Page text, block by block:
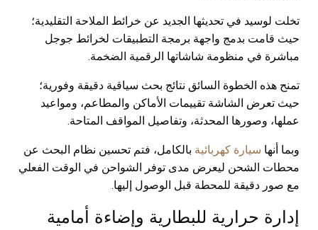
تخلت لوسيد في تحديثها الجديد عن خرائط الملاحة التقليدية؛
حيث قامت بدمج واجهة برمجة التطبيقات لخرائط جوجل
مباشرة في منظومة شاشاتها الرقمية الضخمة.
تمنح هذه الخطوة السائق نتائج بحث سياقية دقيقة وفورية؛
حيث تعرض الشاشة تقييمات الأماكن والمطاعم، ومواعيد
عملها، وصورها المحدثة، وتفاصيل المواقف المتاحة.
وبما أنها سيارة كهربائية بالكامل، فتم تحسين نظام البحث عن
محطات الشحن ليعرض مدى توفر الشواحن في الوقت الفعلي
مع صور دقيقة للمحطة قبل الوصول إليها.
إدارة حرارية للبطارية وإضاءة أمامية